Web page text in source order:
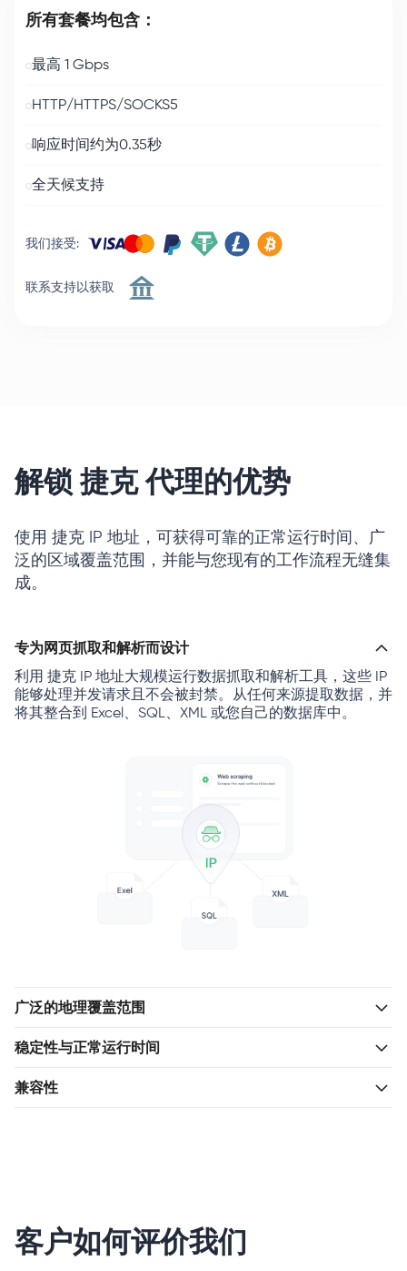
所有套餐均包含：
最高 1 Gbps
HTTP/HTTPS/SOCKS5
响应时间约为0.35秒
全天候支持
我们接受:
联系支持以获取
解锁 捷克 代理的优势
使用 捷克 IP 地址，可获得可靠的正常运行时间、广
泛的区域覆盖范围，并能与您现有的工作流程无缝集
成。
专为网页抓取和解析而设计
利用 捷克 IP 地址大规模运行数据抓取和解析工具，这些 IP
能够处理并发请求且不会被封禁。从任何来源提取数据，并
将其整合到 Excel、SQL、XML 或您自己的数据库中。
广泛的地理覆盖范围
稳定性与正常运行时间
兼容性
客户如何评价我们